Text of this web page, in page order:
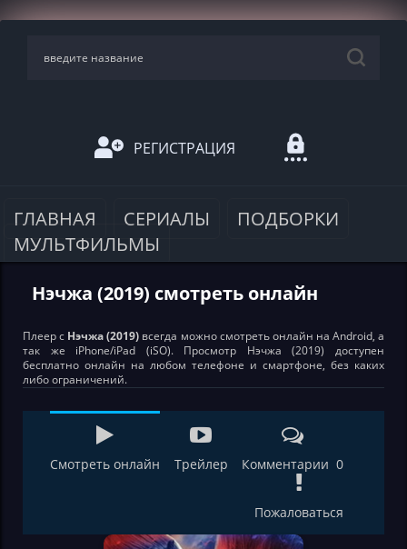
РЕГИСТРАЦИЯ
ГЛАВНАЯ СЕРИАЛЫ
ПОДБОРКИ
МУЛЬТФИЛЬМЫ
Нэчжа (2019) смотреть онлайн
Плеер с Нэчжа (2019) всегда можно смотреть онлайн на Android, а
так же iPhone/iPad (iSO). Просмотр Нэчжа (2019) доступен
бесплатно онлайн на любом телефоне и смартфоне, без каких
либо ограничений.
Смотреть онлайн Трейлер Комментарии 0
Пожаловаться